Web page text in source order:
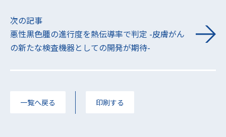
次の記事
悪性黒色腫の進行度を熱伝導率で判定 -皮膚がん
の新たな検査機器としての開発が期待-
一覧へ戻る 印刷する